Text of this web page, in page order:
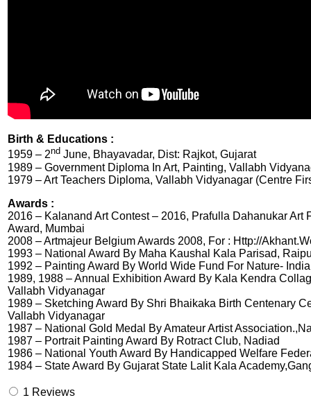
Birth & Educations :
1959 – 2nd June, Bhayavadar, Dist: Rajkot, Gujarat
1989 – Government Diploma In Art, Painting, Vallabh
1979 – Art Teachers Diploma, Vallabh Vidyanagar (Centre
Awards :
2016 – Kalanand Art Contest – 2016, Prafulla Dahanukar Art
Award, Mumbai
2008 – Artmajeur Belgium Awards 2008, For : Http://
1993 – National Award By Maha Kaushal Kala Parisad,
1992 – Painting Award By World Wide Fund For Nature-
1989, 1988 – Annual Exhibition Award By Kala Kendra
Vallabh Vidyanagar
1989 – Sketching Award By Shri Bhaikaka Birth Centenary
Vallabh Vidyanagar
1987 – National Gold Medal By Amateur Artist
1987 – Portrait Painting Award By Rotract Club, Nadiad
1986 – National Youth Award By Handicapped Welfare
1984 – State Award By Gujarat State Lalit Kala
1 Reviews